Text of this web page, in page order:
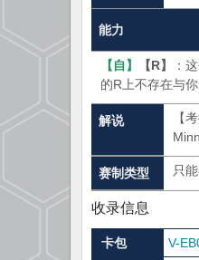
能力
【自】 【R】 ：
的R上不存在与
解说
【
赛制类型 只
收录信息
卡包
V-